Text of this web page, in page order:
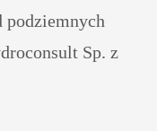
podziemnych
Sp. z